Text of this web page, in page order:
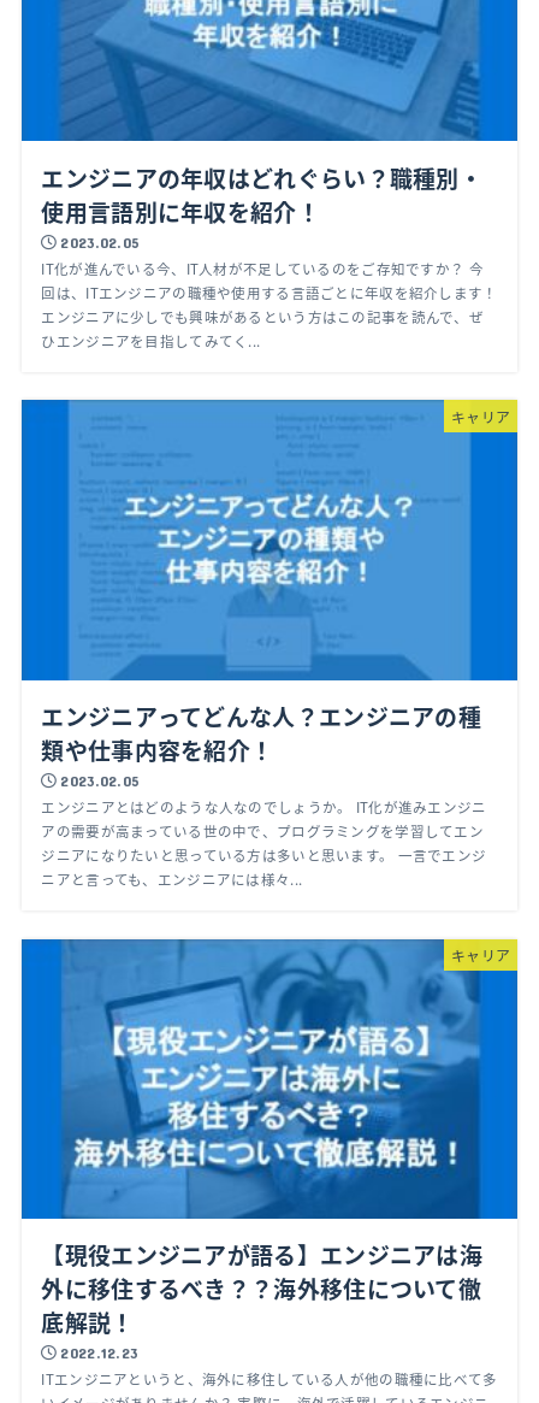
エンジニアの年収はどれぐらい？職種別・
使用言語別に年収を紹介！
2023.02.05
IT化が進んでいる今、IT人材が不足しているのをご存知ですか？ 今
回は、ITエンジニアの職種や使用する言語ごとに年収を紹介します！
エンジニアに少しでも興味があるという方はこの記事を読んで、ぜ
ひエンジニアを目指してみてく...
キャリア
エンジニアってどんな人？エンジニアの種
類や仕事内容を紹介！
2023.02.05
エンジニアとはどのような人なのでしょうか。 IT化が進みエンジニ
アの需要が高まっている世の中で、プログラミングを学習してエン
ジニアになりたいと思っている方は多いと思います。 一言でエンジ
ニアと言っても、エンジニアには様々...
キャリア
【現役エンジニアが語る】エンジニアは海
外に移住するべき？？海外移住について徹
底解説！
2022.12.23
ITエンジニアというと、海外に移住している人が他の職種に比べて多